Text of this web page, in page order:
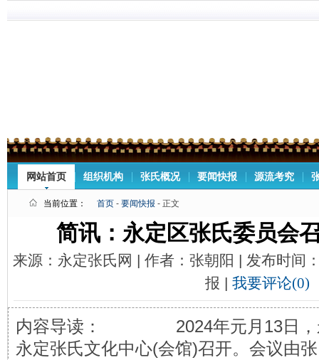
网站首页 组织机构 张氏概况 要闻快报 源流考究
当前位置： 首页 - 要闻快报 - 正文
简讯：永定区张氏委员会
来源：永定张氏网 | 作者：张朝阳 | 发布时间
报 | 我要评论(0)
内容导读： 2024年元月13日，永
永定张氏文化中心(会馆)召开。会议由